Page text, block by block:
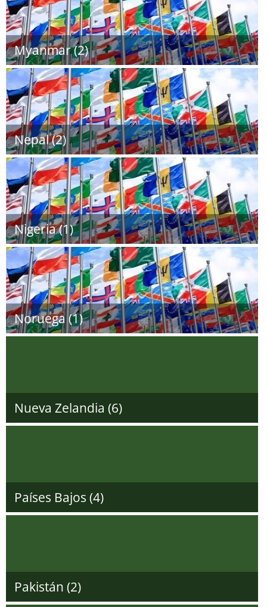
Myanmar (2)
Nepal (2)
Nigeria (1)
Noruega (1)
Nueva Zelandia (6)
Países Bajos (4)
Pakistán (2)